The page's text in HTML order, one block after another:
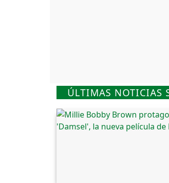
ÚLTIMAS NOTICIAS